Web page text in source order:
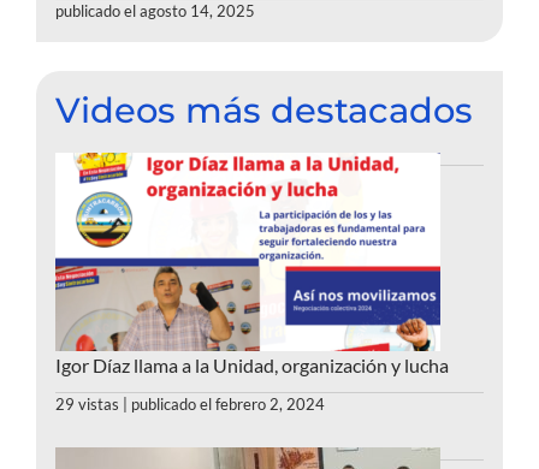
publicado el agosto 14, 2025
Videos más destacados
Igor Díaz llama a la Unidad, organización y lucha
29 vistas publicado el febrero 2, 2024